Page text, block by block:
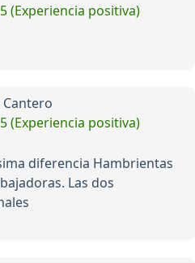
5 (Experiencia positiva)
5 (Experiencia positiva)
diferencia Hambrientas
Las dos